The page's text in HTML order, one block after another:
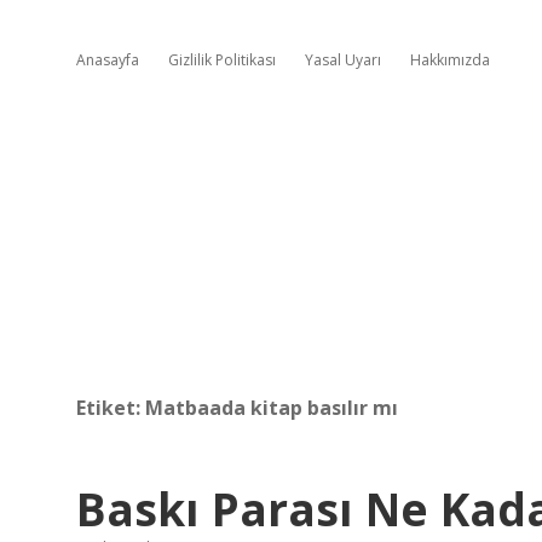
Anasayfa Gizlilik Politikası Yasal Uyarı Hakkımızda
Etiket: Matbaada kitap basılır mı
Baskı Parası Ne